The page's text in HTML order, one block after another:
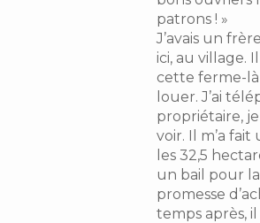
patrons ! »
J’avais un
ici, au village.
cette ferme-
louer. J’ai
propriétaire,
voir. Il m’a
les 32,5
un bail pour
promesse
temps après,